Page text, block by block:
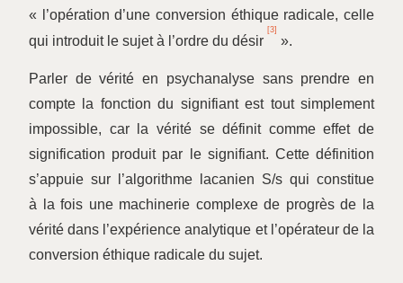
« l’opération d’une conversion éthique radicale, celle
qui introduit le sujet à l’ordre du désir
[3]
».
Parler de vérité en psychanalyse sans prendre en
compte la fonction du signifiant est tout simplement
impossible, car la vérité se définit comme effet de
signification produit par le signifiant. Cette définition
s’appuie sur l’algorithme lacanien S/s qui constitue
à la fois une machinerie complexe de progrès de la
vérité dans l’expérience analytique et l’opérateur de la
conversion éthique radicale du sujet.